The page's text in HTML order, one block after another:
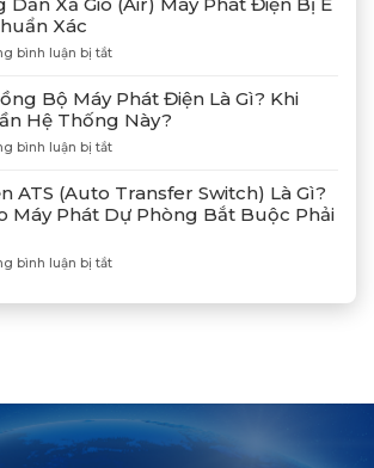
MGS2300R
Cảng
Và
Nối
Tác
Cùng
Tân
Giám
Mitsubishi
Heavy
Industries
Khẳng
Vị
Của
Bình
Minh
Dẫn Xả Gió (Air) Máy Phát Điện Bị E
Xác
bình luận bị tắtở
Dẫn
Xả
Gió
(Air)
Phát
Bị
Dầu
Xác
Bộ Máy Phát Điện Là Gì? Khi
Hệ Thống Này?
bình luận bị tắtở
Đồng
Bộ
Máy
Điện
ATS (Auto Transfer Switch) Là Gì?
Máy Phát Dự Phòng Bắt Buộc Phải
bình luận bị tắtở
Điện
Sao